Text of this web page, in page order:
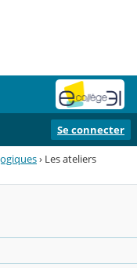
Se connecter
› Les ateliers